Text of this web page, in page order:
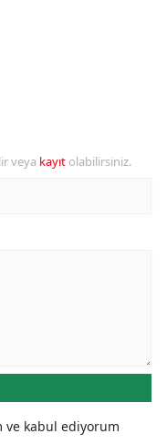
veya kayıt olabilirsiniz.
ve kabul ediyorum